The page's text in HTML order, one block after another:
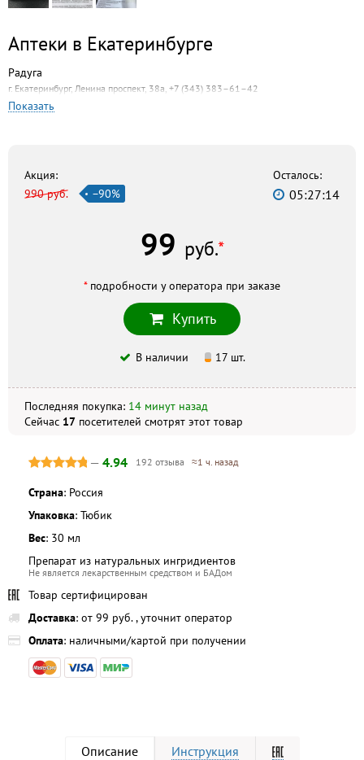
Аптеки в Екатеринбурге
Радуга
г. Екатеринбург, Ленина проспект, 38а, +7 (343) 383–61–42
Живика
г. Екатеринбург, ул. Гагарина, 22, +7 (343) 374–14–10
Фармация
г. Екатеринбург, ул. Декабристов, 27, +7 (343) 287–44–57
Аптечный стандарт
г. Екатеринбург, ул. 8 Марта, 167, +7 (343) 357–30–14
заказа на сайте.
Не является публичной офертой. Комплектация и
внешний вид могут отличаться, в зависимости от партии.
Показать
Акция:
990 руб.
−90%
Осталось:
05:27:13
99 руб.*
*подробности у оператора при заказе
Купить
В наличии 17 шт.
Последняя покупка: 14 минут назад
Сейчас 17 посетителей смотрят этот товар
— 4.94 192 отзыва ≈1 ч. назад
Страна: Россия
Упаковка: Тюбик
Вес: 30 мл
Препарат из натуральных ингридиентов
Не является лекарственным средством и БАДом
Товар сертифицирован
Доставка: от 99 руб. , уточнит оператор
Оплата: наличными/картой при получении
Описание Инструкция